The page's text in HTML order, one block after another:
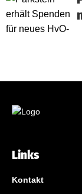
Links
Kontakt